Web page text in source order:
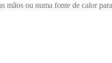
ou numa fonte de calor